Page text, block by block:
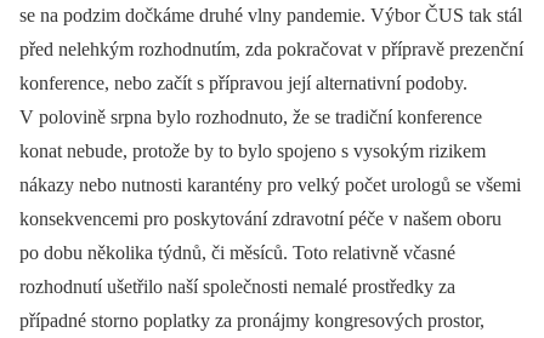
se na podzim dočkáme druhé vlny pandemie. Výbor ČUS tak stál
před nelehkým rozhodnutím, zda pokračovat v přípravě prezenční
konference, nebo začít s přípravou její alternativní podoby.
V polovině srpna bylo rozhodnuto, že se tradiční konference
konat nebude, protože by to bylo spojeno s vysokým rizikem
nákazy nebo nutnosti karantény pro velký počet urologů se všemi
konsekvencemi pro poskytování zdravotní péče v našem oboru
po dobu několika týdnů, či měsíců. Toto relativně včasné
rozhodnutí ušetřilo naší společnosti nemalé prostředky za
případné storno poplatky za pronájmy kongresových prostor,